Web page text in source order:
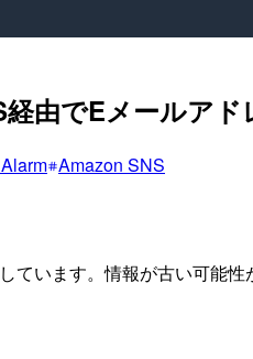
由でEメールアド
Amazon SNS
ています。情報が古い可能性